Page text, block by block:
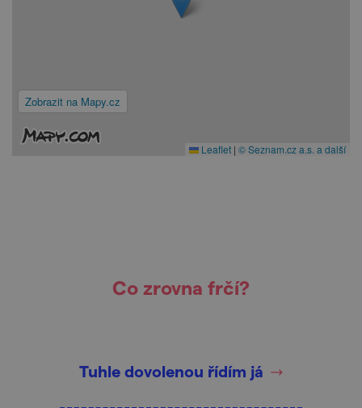
Zobrazit na Mapy.cz
Leaflet | © Seznam.cz a.s. a další
Co zrovna frčí?
Tuhle dovolenou řídím já